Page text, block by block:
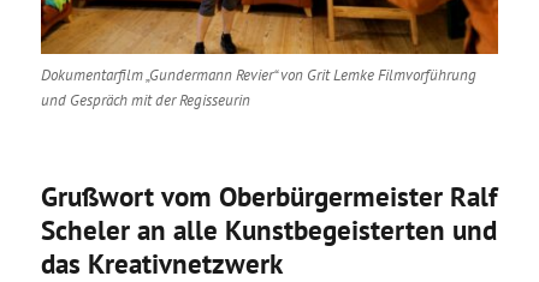
Dokumentarfilm „Gundermann Revier“ von Grit Lemke Filmvorführung
und Gespräch mit der Regisseurin
Grußwort vom Oberbürgermeister Ralf
Scheler an alle Kunstbegeisterten und
das Kreativnetzwerk